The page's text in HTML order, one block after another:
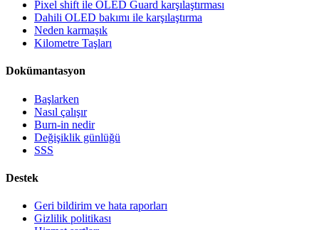
Pixel shift ile OLED Guard karşılaştırması
Dahili OLED bakımı ile karşılaştırma
Neden karmaşık
Kilometre Taşları
Dokümantasyon
Başlarken
Nasıl çalışır
Burn-in nedir
Değişiklik günlüğü
SSS
Destek
Geri bildirim ve hata raporları
Gizlilik politikası